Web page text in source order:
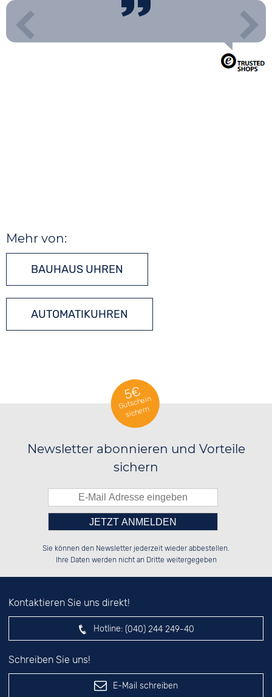
Mehr von:
BAUHAUS UHREN
AUTOMATIKUHREN
5€
Gutschein
sichern
Newsletter abonnieren und Vorteile
sichern
░░░░██░░██░░██░░██░░██░░██░░░░░░
░░████░░██████░░██████░░██████░░
██░░░░░░░░░░██░░░░░░██░░██░░██░░
Bitte tragen Sie die Zahl in
das nebenstehende Feld ein.
Sie können den Newsletter jederzeit wieder abbestellen.
Ihre Daten werden nicht an Dritte weitergegeben
Kontaktieren Sie uns direkt!
Hotline: (040) 244 249-40
Schreiben Sie uns!
E-Mail schreiben